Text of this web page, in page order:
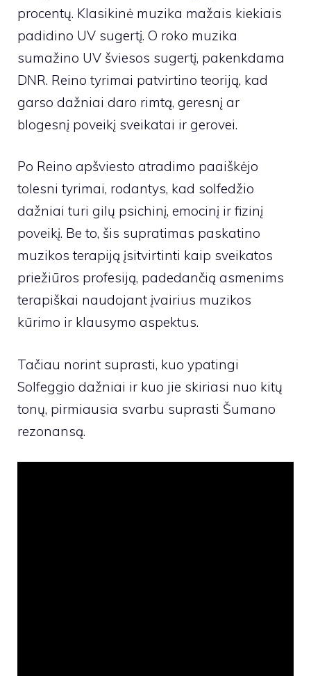
procentų. Klasikinė muzika mažais kiekiais
padidino UV sugertį. O roko muzika
sumažino UV šviesos sugertį, pakenkdama
DNR. Reino tyrimai patvirtino teoriją, kad
garso dažniai daro rimtą, geresnį ar
blogesnį poveikį sveikatai ir gerovei.
Po Reino apšviesto atradimo paaiškėjo
tolesni tyrimai, rodantys, kad solfedžio
dažniai turi gilų psichinį, emocinį ir fizinį
poveikį. Be to, šis supratimas paskatino
muzikos terapiją įsitvirtinti kaip sveikatos
priežiūros profesiją, padedančią asmenims
terapiškai naudojant įvairius muzikos
kūrimo ir klausymo aspektus.
Tačiau norint suprasti, kuo ypatingi
Solfeggio dažniai ir kuo jie skiriasi nuo kitų
tonų, pirmiausia svarbu suprasti Šumano
rezonansą.